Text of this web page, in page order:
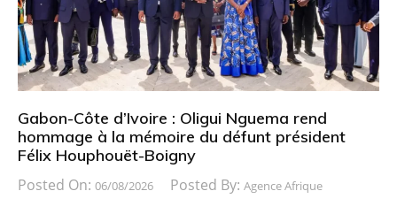
Gabon-Côte d’Ivoire : Oligui Nguema rend
hommage à la mémoire du défunt président
Félix Houphouët-Boigny
Posted On: 06/08/2026 Posted By: Agence Afrique